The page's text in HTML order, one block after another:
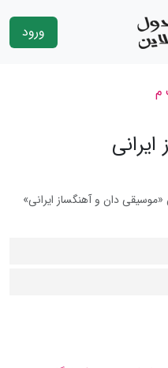
ورود
م
دان و آهنگساز ایرانی»